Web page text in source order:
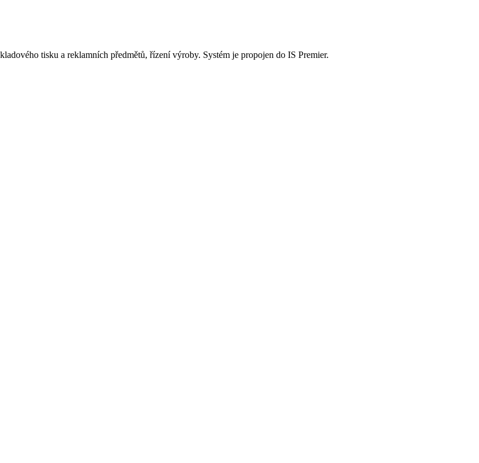
tisku a reklamních předmětů, řízení výroby. Systém je propojen do IS Premier.